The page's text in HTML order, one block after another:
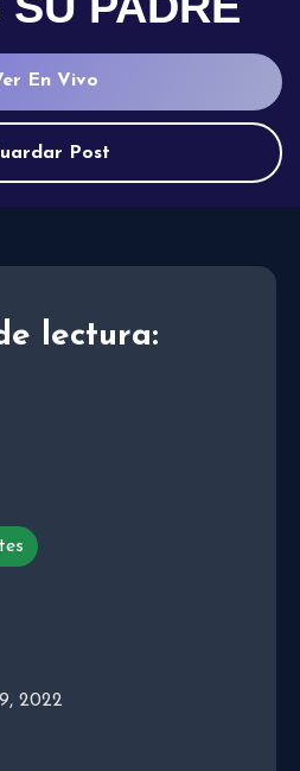
En Vivo
Post
lectura:
2022